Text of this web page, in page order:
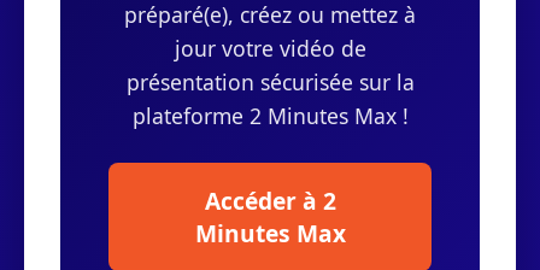
préparé(e), créez ou mettez à
jour votre vidéo de
présentation sécurisée sur la
plateforme 2 Minutes Max !
Accéder à 2
Minutes Max